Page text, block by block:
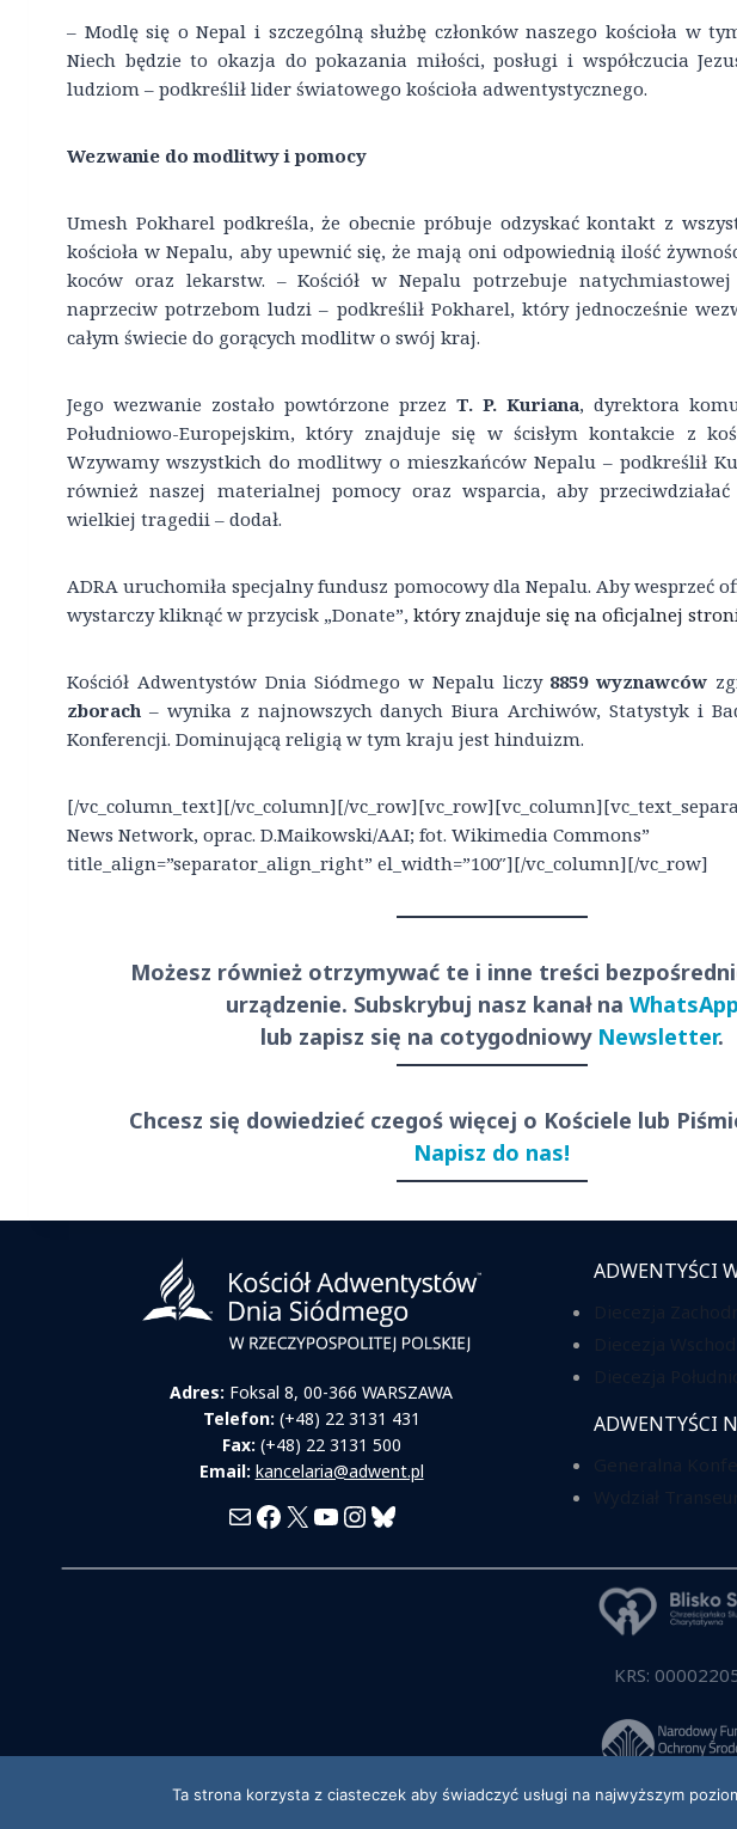
– Modlę się o Nepal i szczególną służbę członków naszego kościoła w
Niech będzie to okazja do pokazania miłości, posługi i współczucia
ludziom – podkreślił lider światowego kościoła adwentystycznego.
Wezwanie do modlitwy i pomocy
Umesh Pokharel podkreśla, że obecnie próbuje odzyskać kontakt z
kościoła w Nepalu, aby upewnić się, że mają oni odpowiednią ilość
koców oraz lekarstw. – Kościół w Nepalu potrzebuje
naprzeciw potrzebom ludzi – podkreślił Pokharel, który jednocześnie
całym świecie do gorących modlitw o swój kraj.
Jego wezwanie zostało powtórzone przezT. P. Kuriana, dyrektora
Południowo-Europejskim, który znajduje się w ścisłym kontakcie z
Wzywamy wszystkich do modlitwy o mieszkańców Nepalu – podkreślił
również naszej materialnej pomocy oraz wsparcia, aby
wielkiej tragedii – dodał.
ADRA uruchomiła specjalny fundusz pomocowy dla Nepalu. Aby wesprzeć
wystarczy kliknąć w przycisk „Donate”, który znajduje się na oficjalnej
Kościół Adwentystów Dnia Siódmego w Nepalu liczy 8859 wyznawców
zborach – wynika z najnowszych danych Biura Archiwów, Statystyk i
Konferencji. Dominującą religią w tym kraju jest hinduizm.
[/vc_column_text][/vc_column][/
News Network, oprac. D.Maikowski/AAI; fot. Wikimedia Commons”
title_align=”separator_align_right” el_width=”100″][/vc_column][/vc_row]
Możesz również otrzymywać te i inne treści
urządzenie. Subskrybuj nasz kanał na
lub zapisz się na cotygodniowy Newsletter.
Chcesz się dowiedzieć czegoś więcej o Kościele lub
Napisz do nas!
Adres: Foksal 8, 00-366 WARSZAWA
Telefon: (+48) 22 3131 431
Fax: (+48) 22 3131 500
Email: kancelaria@adwent.pl
MailFacebook
X YouTube
Instagram
Bluesky
ADWENTYŚCI
ADWENTYŚCI
KRS:
© 2026 Kościół Adwentystów
Ta strona korzysta z ciasteczek aby świadczyć usługi na najwyższym